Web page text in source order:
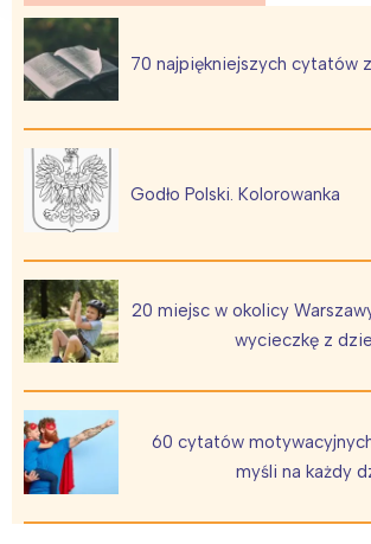
70 najpiękniejszych cytatów
Godło Polski. Kolorowanka
20 miejsc w okolicy
wycieczkę z
60 cytatów
myśli na każdy
Warszawa
Łódź
Poznań
Wrocław
Wybieram